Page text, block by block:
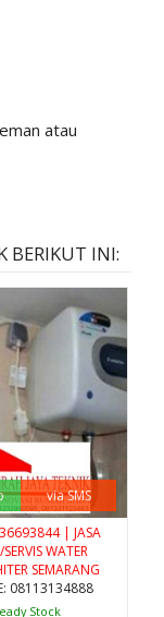
atau
BERIKUT INI:
via SMS
| JASA
SERVIS WATER
SEMARANG
08113134888
Stock